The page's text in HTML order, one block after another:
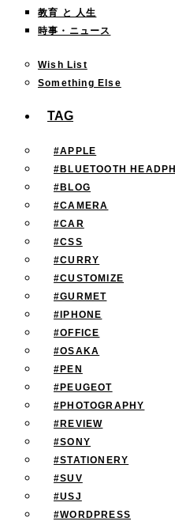
教育 と 人生
時事・ニュース
Wish List
Something Else
TAG
#APPLE
#BLUETOOTH
#BLOG
#CAMERA
#CAR
#CSS
#CURRY
#CUSTOMIZE
#GURMET
#IPHONE
#OFFICE
#OSAKA
#PEN
#PEUGEOT
#PHOTOGRAPHY
#REVIEW
#SONY
#STATIONERY
#SUV
#USJ
#WORDPRESS